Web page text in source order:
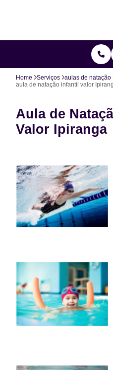
Home Serviços aulas de natação
aula de natação infantil valor
Aula de
Valor Ipiranga